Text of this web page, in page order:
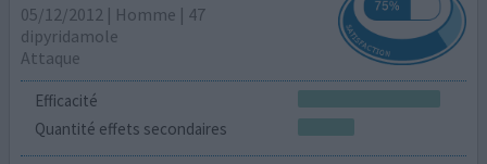
05/12/2012 | Homme | 47
dipyridamole
Attaque
Efficacité
Quantité effets secondaires